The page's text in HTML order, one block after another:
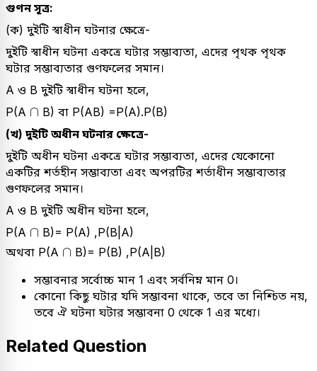
গুণন সূত্র:
(ক) দুইটি স্বাধীন ঘটনার ক্ষেত্রে-
দুইটি স্বাধীন ঘটনা একত্রে ঘটার সম্ভাব্যতা, এদের পৃথক পৃথক
ঘটার সম্ভাব্যতার গুণফলের সমান।
A ও B দুইটি স্বাধীন ঘটনা হলে,
P(A ∩
∩ B) বা P(AB) =P(A).P(B)
(খ) দুইটি অধীন ঘটনার ক্ষেত্রে-
দুইটি অধীন ঘটনা একত্রে ঘটার সম্ভাব্যতা, এদের যেকোনো
একটির শর্তহীন সম্ভাব্যতা এবং অপরটির শর্তাধীন সম্ভাব্যতার
গুণফলের সমান।
A ও B দুইটি অধীন ঘটনা হলে,
P(A ∩
∩ B)= P(A) ,P(B|A)
অথবা P(A ∩
∩ B)= P(B) ,P(A|B)
সম্ভাবনার সর্বোচ্চ মান 1 এবং সর্বনিম্ন মান 0।
কোনো কিছু ঘটার যদি সম্ভাবনা থাকে, তবে তা নিশ্চিত নয়,
তবে ঐ ঘটনা ঘটার সম্ভাবনা 0 থেকে 1 এর মধ্যে।
Related Question